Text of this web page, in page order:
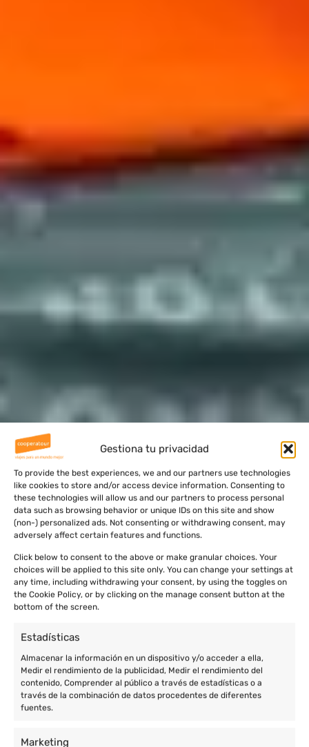
Gestiona tu privacidad
To provide the best experiences, we and our partners use technologies
like cookies to store and/or access device information. Consenting to
these technologies will allow us and our partners to process personal
data such as browsing behavior or unique IDs on this site and show
(non-) personalized ads. Not consenting or withdrawing consent, may
adversely affect certain features and functions.
Click below to consent to the above or make granular choices. Your
choices will be applied to this site only. You can change your settings at
any time, including withdrawing your consent, by using the toggles on
the Cookie Policy, or by clicking on the manage consent button at the
bottom of the screen.
Estadísticas
Almacenar la información en un dispositivo y/o acceder a ella,
Medir el rendimiento de la publicidad, Medir el rendimiento del
contenido, Comprender al público a través de estadísticas o a
través de la combinación de datos procedentes de diferentes
fuentes.
Marketing